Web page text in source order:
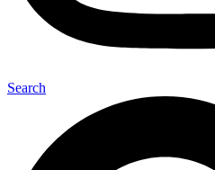
Search